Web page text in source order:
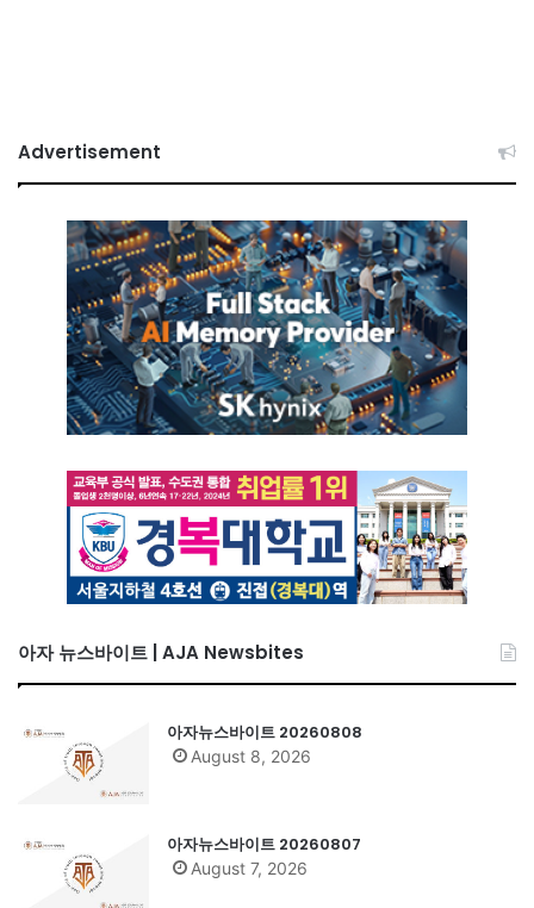
Advertisement
아자 뉴스바이트 | AJA Newsbites
아자뉴스바이트 20260808
August 8, 2026
아자뉴스바이트 20260807
August 7, 2026